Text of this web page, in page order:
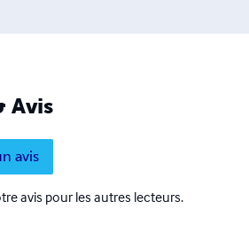
Avis
avis
avis pour les autres lecteurs.